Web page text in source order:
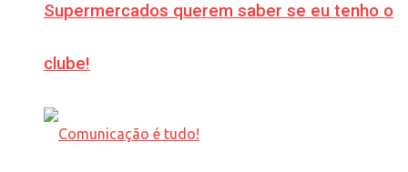
Supermercados querem saber se eu tenho o
clube!